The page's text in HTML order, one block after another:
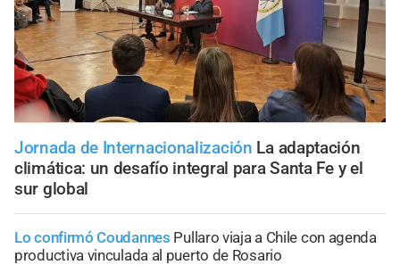
Jornada de Internacionalización La adaptación
climática: un desafío integral para Santa Fe y el
sur global
Lo confirmó Coudannes Pullaro viaja a Chile con agenda
productiva vinculada al puerto de Rosario